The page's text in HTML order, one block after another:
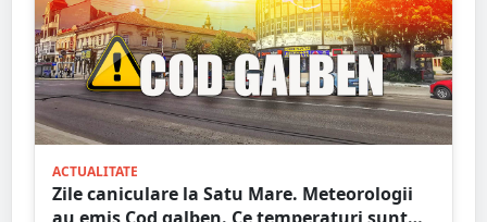
ACTUALITATE
Zile caniculare la Satu Mare. Meteorologii